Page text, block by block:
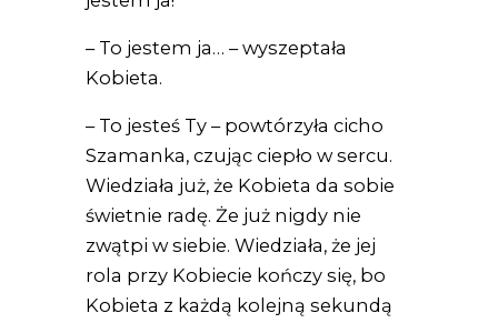
– To jestem ja… – wyszeptała
Kobieta.
– To jesteś Ty – powtórzyła cicho
Szamanka, czując ciepło w sercu.
Wiedziała już, że Kobieta da sobie
świetnie radę. Że już nigdy nie
zwątpi w siebie. Wiedziała, że jej
rola przy Kobiecie kończy się, bo
Kobieta z każdą kolejną sekundą